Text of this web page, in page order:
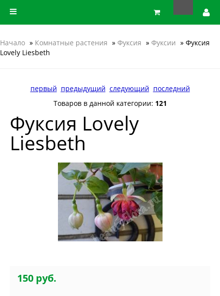
Начало » Комнатные растения » Фуксия » Фуксии » Фуксия
Lovely Liesbeth
первый предыдущий следующий последний
Товаров в данной категории: 121
Фуксия Lovely
Liesbeth
150 руб.